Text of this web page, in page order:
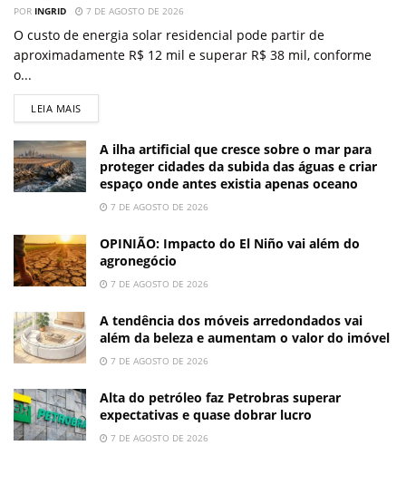
POR INGRID 7 DE AGOSTO DE 2026
O custo de energia solar residencial pode partir de
aproximadamente R$ 12 mil e superar R$ 38 mil, conforme
o...
LEIA MAIS
A ilha artificial que cresce sobre o mar para
proteger cidades da subida das águas e criar
espaço onde antes existia apenas oceano
7 DE AGOSTO DE 2026
OPINIÃO: Impacto do El Niño vai além do
agronegócio
7 DE AGOSTO DE 2026
A tendência dos móveis arredondados vai
além da beleza e aumentam o valor do imóvel
7 DE AGOSTO DE 2026
Alta do petróleo faz Petrobras superar
expectativas e quase dobrar lucro
7 DE AGOSTO DE 2026